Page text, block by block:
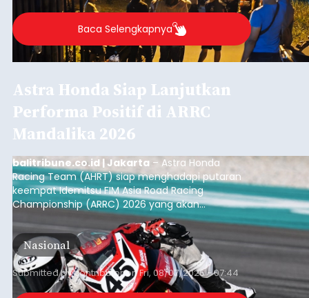
Baca Selengkapnya
Astra Honda Siap Lanjutkan
Performa Positif di ARRC
Mandalika 2026
balitribune.co.id | Jakarta – Astra Honda
Racing Team (AHRT) siap menghadapi putaran
keempat Idemitsu FIM Asia Road Racing
Championship (ARRC) 2026 yang akan
berlangsung di Pertamina Mandalika
International Circuit, Lombok, Nusa Tenggara
Barat, pada 7–9 Agustus 2026.
Nasional
Submitted bycontributoronFri, 08/07/2026 - 07:44